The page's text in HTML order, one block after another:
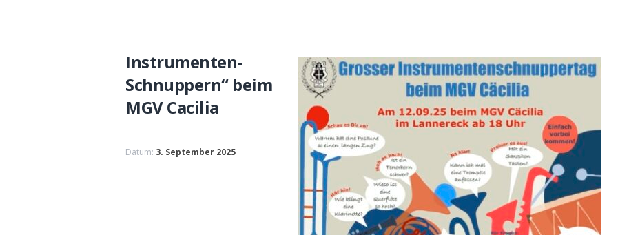
Instrumenten-
Schnuppern“ beim
MGV Cacilia
Datum: 3. September 2025